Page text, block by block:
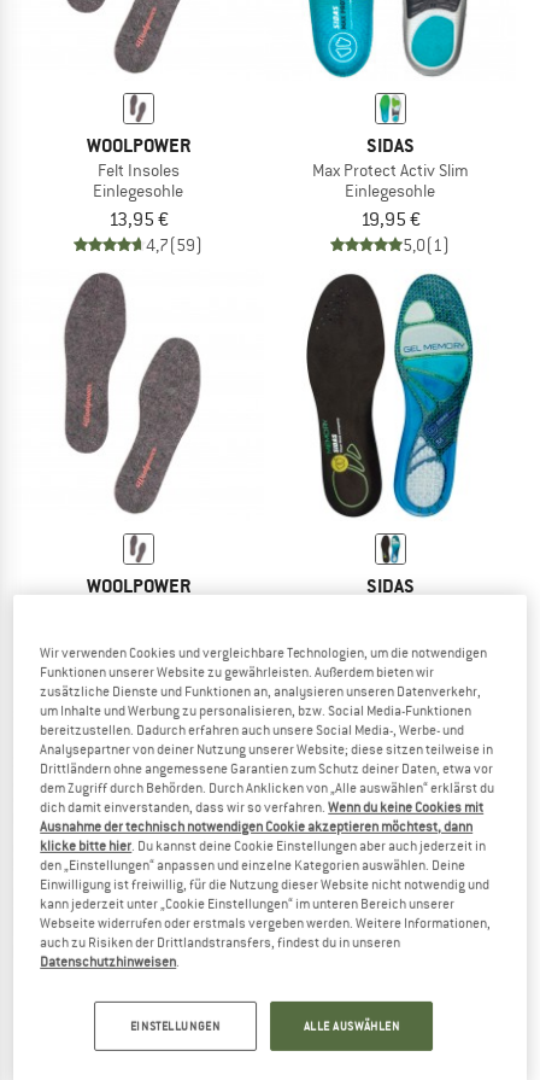
WOOLPOWER
Felt Insoles
Einlegesohle
13,95 €
4,7(59)
SIDAS
Max Protect Activ Slim
Einlegesohle
19,95 €
5,0(1)
WOOLPOWER
7,90 €
5,0(11)
SIDAS
21,95 €
4,0(1)
SIDAS
Impact Reducer Dualfoam
LA SPORTIVA
La Sportiva Mountain Insoles 39OA
Wir verwenden Cookies und vergleichbare Technologien, um die notwendigen
Funktionen unserer Website zu gewährleisten. Außerdem bieten wir
zusätzliche Dienste und Funktionen an, analysieren unseren Datenverkehr,
um Inhalte und Werbung zu personalisieren, bzw. Social Media-Funktionen
bereitzustellen. Dadurch erfahren auch unsere Social Media-, Werbe- und
Analysepartner von deiner Nutzung unserer Website; diese sitzen teilweise in
Drittländern ohne angemessene Garantien zum Schutz deiner Daten, etwa vor
dem Zugriff durch Behörden. Durch Anklicken von „Alle auswählen“ erklärst du
dich damit einverstanden, dass wir so verfahren.Wenn du keine Cookies mit
Ausnahme der technisch notwendigen Cookie akzeptieren möchtest, dann
klicke bitte hier . Du kannst deine Cookie Einstellungen aber auch jederzeit in
den „Einstellungen“ anpassen und einzelne Kategorien auswählen. Deine
Einwilligung ist freiwillig, für die Nutzung dieser Website nicht notwendig und
kann jederzeit unter „Cookie Einstellungen“ im unteren Bereich unserer
Webseite widerrufen oder erstmals vergeben werden. Weitere Informationen,
auch zu Risiken der Drittlandstransfers, findest du in unseren
Datenschutzhinweisen
EINSTELLUNGEN ALLE AUSWÄHLEN